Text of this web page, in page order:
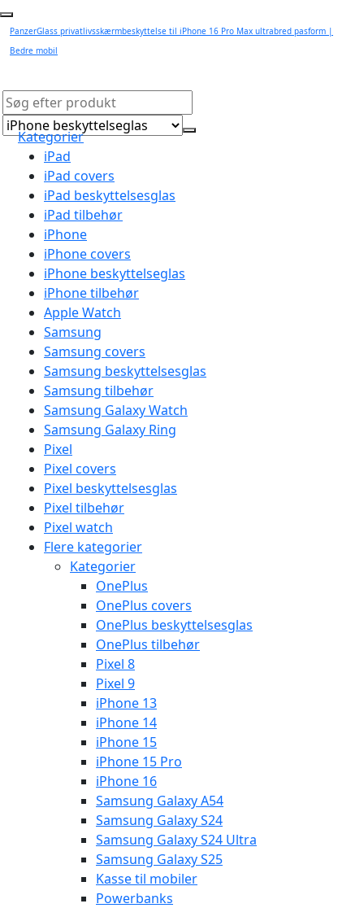
PanzerGlass privatlivsskærmbeskyttelse til iPhone 16 Pro Max ultrabred pasform |
Bedre mobil
Kategorier
iPad
iPad covers
iPad beskyttelsesglas
iPad tilbehør
iPhone
iPhone covers
iPhone beskyttelseglas
iPhone tilbehør
Apple Watch
Samsung
Samsung covers
Samsung beskyttelsesglas
Samsung tilbehør
Samsung Galaxy Watch
Samsung Galaxy Ring
Pixel
Pixel covers
Pixel beskyttelsesglas
Pixel tilbehør
Pixel watch
Flere kategorier
Kategorier
OnePlus
OnePlus covers
OnePlus beskyttelsesglas
OnePlus tilbehør
Pixel 8
Pixel 9
iPhone 13
iPhone 14
iPhone 15
iPhone 15 Pro
iPhone 16
Samsung Galaxy A54
Samsung Galaxy S24
Samsung Galaxy S24 Ultra
Samsung Galaxy S25
Kasse til mobiler
Powerbanks